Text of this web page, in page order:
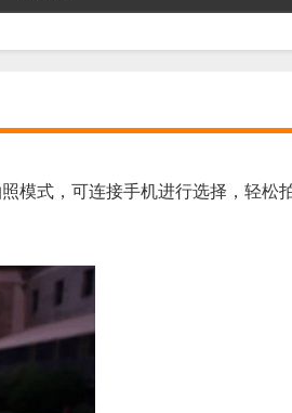
模式，可连接手机进行选择，轻松